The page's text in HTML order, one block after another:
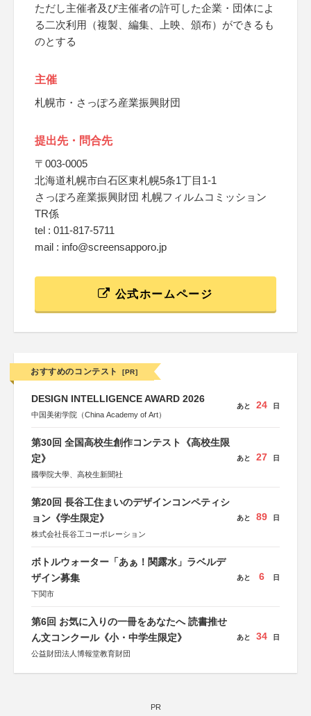
ただし主催者及び主催者の許可した企業・団体によ
る二次利用（複製、編集、上映、頒布）ができるも
のとする
主催
札幌市・さっぽろ産業振興財団
提出先・問合先
〒003-0005
北海道札幌市白石区東札幌5条1丁目1-1
さっぽろ産業振興財団 札幌フィルムコミッション
TR係
tel : 011-817-5711
mail : info@screensapporo.jp
公式ホームページ
おすすめのコンテスト [PR]
DESIGN INTELLIGENCE AWARD 2026
中国美術学院（China Academy of Art）
あと 24 日
第30回 全国高校生創作コンテスト《高校生限
定》
國學院大學、高校生新聞社
あと 27 日
第20回 長谷工住まいのデザインコンペティシ
ョン《学生限定》
株式会社長谷工コーポレーション
あと 89 日
ボトルウォーター「あぁ！関露水」ラベルデ
ザイン募集
下関市
あと 6 日
第6回 お気に入りの一冊をあなたへ 読書推せ
ん文コンクール《小・中学生限定》
公益財団法人博報堂教育財団
あと 34 日
PR